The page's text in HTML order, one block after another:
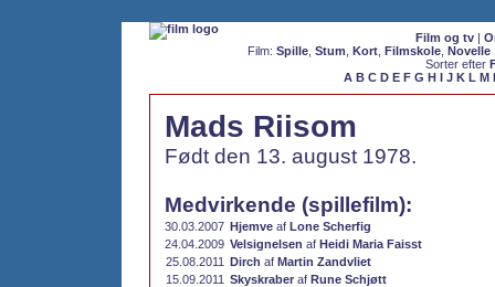
Film og tv|
Film: Spille, Stum Kort, Filmskole, Novelle
Sorter efter
A B C D E F G H I J K L M
Mads Riisom
Født den 13. august 1978.
Medvirkende (spillefilm):
30.03.2007 Hjemve af Lone Scherfig
24.04.2009 Velsignelsen af Heidi Maria Faisst
25.08.2011 Dirch af Martin Zandvliet
15.09.2011 Skyskraber af Rune Schjøtt